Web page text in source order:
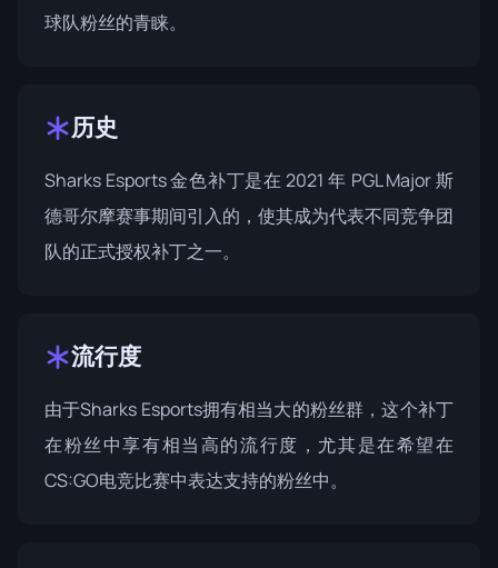
球队粉丝的青睐。
历史
Sharks Esports 金色补丁是在 2021 年 PGL Major 斯
德哥尔摩赛事期间引入的，使其成为代表不同竞争团
队的正式授权补丁之一。
流行度
由于Sharks Esports拥有相当大的粉丝群，这个补丁
在粉丝中享有相当高的流行度，尤其是在希望在
CS:GO电竞比赛中表达支持的粉丝中。